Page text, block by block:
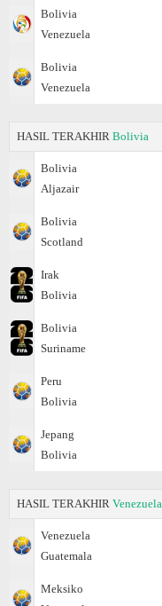
Bolivia
Venezuela
Bolivia
Venezuela
HASIL TERAKHIR Bolivia
Bolivia
Aljazair
Bolivia
Scotland
Irak
Bolivia
Bolivia
Suriname
Peru
Bolivia
Jepang
Bolivia
HASIL TERAKHIR Venezuela
Venezuela
Guatemala
Meksiko